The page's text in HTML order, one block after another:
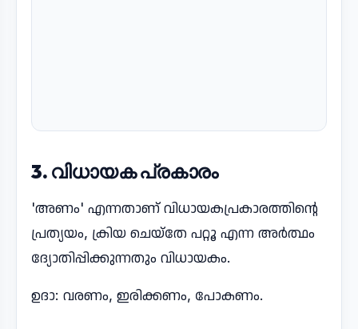
3. വിധായക പ്രകാരം
'അണം' എന്നതാണ് വിധായകപ്രകാരത്തിന്റെ
പ്രത്യയം, ക്രിയ ചെയ്തേ പറ്റൂ എന്ന അർത്ഥം
ദ്യോതിപ്പിക്കുന്നതും വിധായകം.
ഉദാ: വരണം, ഇരിക്കണം, പോകണം.